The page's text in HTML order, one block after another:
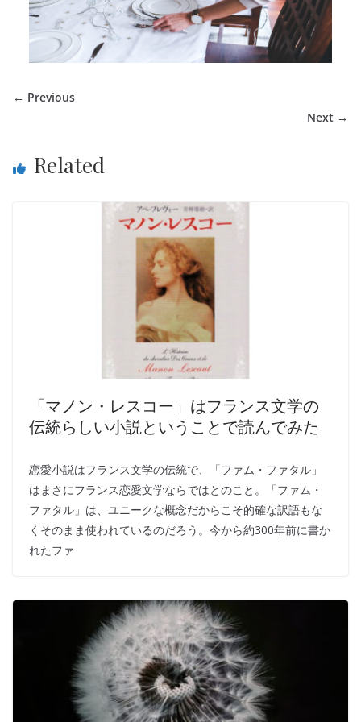
← Previous
Next →
Related
「マノン・レスコー」はフランス文学の
伝統らしい小説ということで読んでみた
恋愛小説はフランス文学の伝統で、「ファム・ファタル」
はまさにフランス恋愛文学ならではとのこと。「ファム・
ファタル」は、ユニークな概念だからこそ的確な訳語もな
くそのまま使われているのだろう。今から約300年前に書か
れたファ